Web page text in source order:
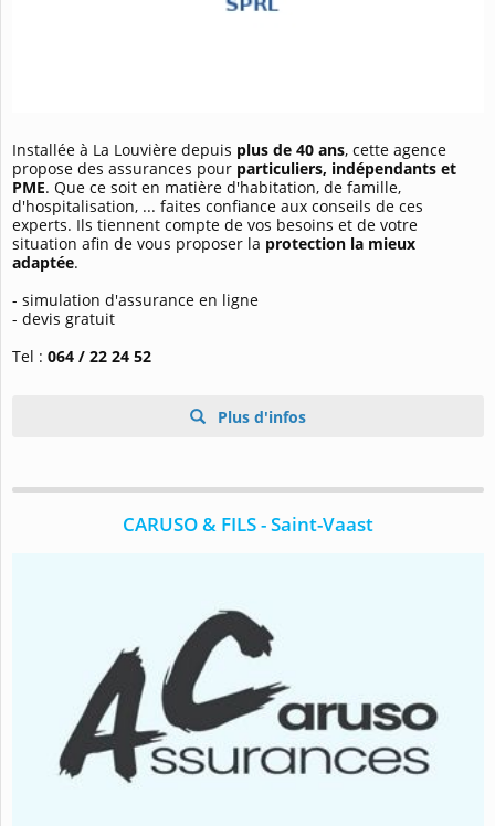
Installée à La Louvière depuis plus de 40 ans, cette agence
propose des assurances pour particuliers, indépendants et
PME. Que ce soit en matière d'habitation, de famille,
d'hospitalisation, ... faites confiance aux conseils de ces
experts. Ils tiennent compte de vos besoins et de votre
situation afin de vous proposer la protection la mieux
adaptée.
- simulation d'assurance en ligne
- devis gratuit
Tel : 064 / 22 24 52
Plus d'infos
CARUSO & FILS - Saint-Vaast